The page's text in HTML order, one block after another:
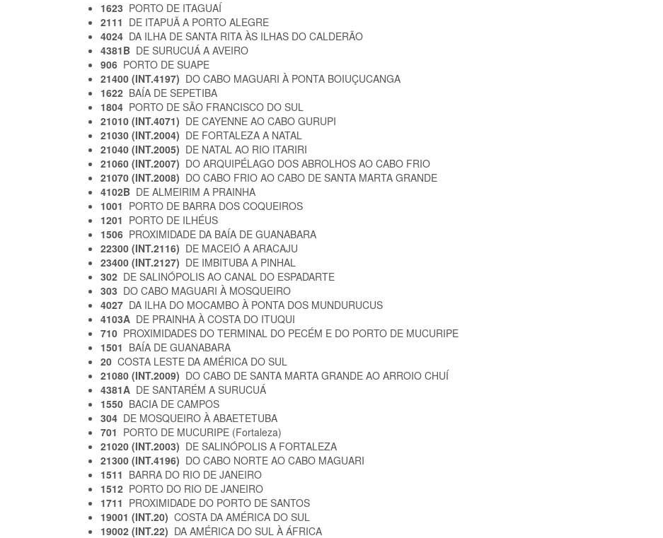
1623 PORTO DE ITAGUAÍ
2111 DE ITAPUÃ A PORTO ALEGRE
4024 DA ILHA DE SANTA RITA ÀS ILHAS DO CALDERÃO
4381B DE SURUCUÁ A AVEIRO
906 PORTO DE SUAPE
21400 (INT.4197) DO CABO MAGUARI À PONTA BOIUÇUCANGA
1622 BAÍA DE SEPETIBA
1804 PORTO DE SÃO FRANCISCO DO SUL
21010 (INT.4071) DE CAYENNE AO CABO GURUPI
21030 (INT.2004) DE FORTALEZA A NATAL
21040 (INT.2005) DE NATAL AO RIO ITARIRI
21060 (INT.2007) DO ARQUIPÉLAGO DOS ABROLHOS AO CABO FRIO
21070 (INT.2008) DO CABO FRIO AO CABO DE SANTA MARTA GRANDE
4102B DE ALMEIRIM A PRAINHA
1001 PORTO DE BARRA DOS COQUEIROS
1201 PORTO DE ILHÉUS
1506 PROXIMIDADE DA BAÍA DE GUANABARA
22300 (INT.2116) DE MACEIÓ A ARACAJU
23400 (INT.2127) DE IMBITUBA A PINHAL
302 DE SALINÓPOLIS AO CANAL DO ESPADARTE
303 DO CABO MAGUARI À MOSQUEIRO
4027 DA ILHA DO MOCAMBO À PONTA DOS MUNDURUCUS
4103A DE PRAINHA À COSTA DO ITUQUI
710 PROXIMIDADES DO TERMINAL DO PECÉM E DO PORTO DE MUCURIPE
1501 BAÍA DE GUANABARA
20 COSTA LESTE DA AMÉRICA DO SUL
21080 (INT.2009) DO CABO DE SANTA MARTA GRANDE AO ARROIO CHUÍ
4381A DE SANTARÉM A SURUCUÁ
1550 BACIA DE CAMPOS
304 DE MOSQUEIRO À ABAETETUBA
701 PORTO DE MUCURIPE (Fortaleza)
21020 (INT.2003) DE SALINÓPOLIS A FORTALEZA
21300 (INT.4196) DO CABO NORTE AO CABO MAGUARI
1511 BARRA DO RIO DE JANEIRO
1512 PORTO DO RIO DE JANEIRO
1711 PROXIMIDADE DO PORTO DE SANTOS
19001 (INT.20) COSTA DA AMÉRICA DO SUL
19002 (INT.22) DA AMÉRICA DO SUL À ÁFRICA